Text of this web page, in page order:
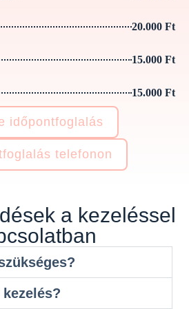
20.000 Ft
15.000 Ft
15.000 Ft
időpontfoglalás
telefonon
a kezeléssel